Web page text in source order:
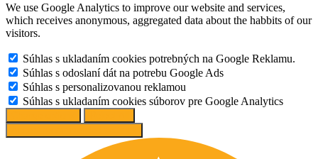
We use Google Analytics to improve our website and services,
which receives anonymous, aggregated data about the habbits of our
visitors.
Súhlas s ukladaním cookies potrebných na Google Reklamu.
Súhlas s odoslaní dát na potrebu Google Ads
Súhlas s personalizovanou reklamou
Súhlas s ukladaním cookies súborov pre Google Analytics